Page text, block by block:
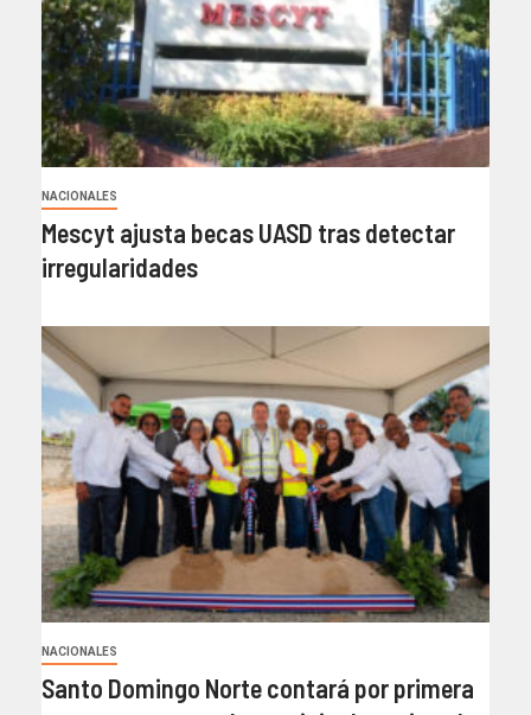
NACIONALES
Mescyt ajusta becas UASD tras detectar
irregularidades
NACIONALES
Santo Domingo Norte contará por primera